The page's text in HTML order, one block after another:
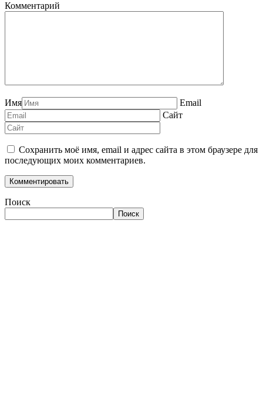
Комментарий
Имя
Email
Сайт
Сохранить моё имя, email и адрес сайта в этом браузере для
последующих моих комментариев.
Поиск
Поиск